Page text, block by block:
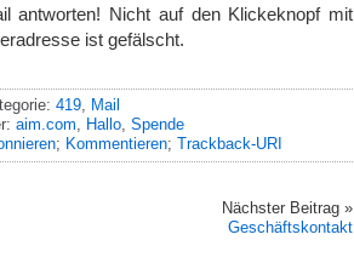
antworten! Nicht auf den Klickeknopf mit
ist gefälscht.
419
Mail
aim.com Hallo Spende
; Kommentieren; Trackback-URI
Nächster Beitrag »
Geschäftskontakt